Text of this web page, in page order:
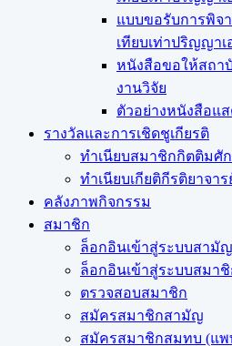
แบบขอรับการพิจ
เทียบเท่าปริญญาเ
หนังสือขอให้สถา
งานวิจัย
ตัวอย่างหนังสือแ
รางวัลและการเชิดชูเกียรติ
ทำเนียบสมาชิกกิตติมศั
ทำเนียบเกียติกีรติยาจา
คลังภาพกิจกรรม
สมาชิก
ล็อกอินเข้าสู่ระบบสามัญ
ล็อกอินเข้าสู่ระบบสมา
ตรวจสอบสมาชิก
สมัครสมาชิกสามัญ
สมัครสมาชิกสมทบ (แพ